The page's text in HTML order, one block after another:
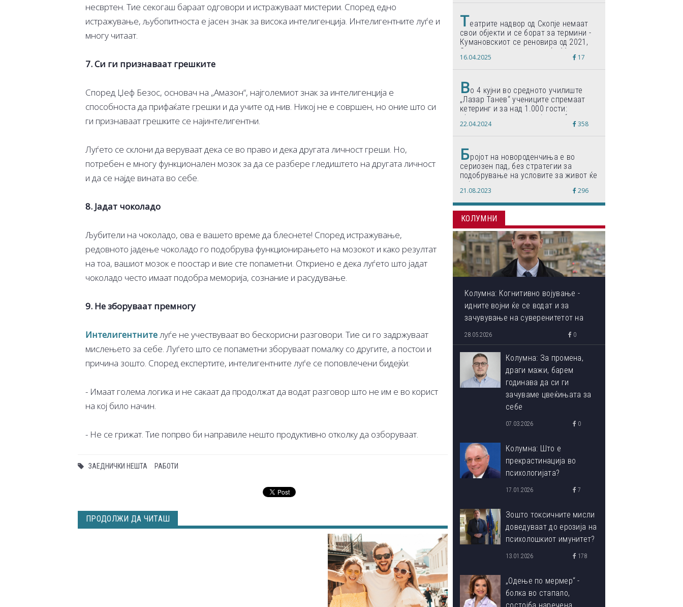
несвртен. Тие секогаш бараат одговори и истражуваат мистерии. Според едно
истражување, љубопитноста е јасен знак за висока интелигенција. Интелигентните луѓе и
многу читаат.
7. Си ги признаваат грешките
Според Џеф Безос, основач на „Амазон“, најголемиот знак за интелигенција е
способноста да прифаќате грешки и да учите од нив. Никој не е совршен, но оние што си
ги признаваат грешките се најинтелигентни.
Луѓето се склони да веруваат дека се во право и дека другата личност греши. Но,
потребен е многу функционален мозок за да се разбере гледиштето на другата личност
и да се најде вината во себе.
8. Јадат чоколадо
Љубители на чоколадо, ова е вашето време да блеснете! Според истражување,
редовното јадење чоколадо го подобрува функционирањето на мозокот и како резултат
на тоа, вашиот мозок е поостар и вие сте попаметни. Откриено е дека луѓето што јадат
чоколадо често имаат подобра меморија, сознание и расудување.
9. Не зборуваат премногу
Интелигентнителуѓе не учествуваат во бескорисни разговори. Тие си го задржуваат
мислењето за себе. Луѓето што се попаметни зборуваат помалку со другите, а постои и
причина зошто. Според експертите, интелигентните луѓе се поповлечени бидејќи:
- Имаат голема логика и не сакаат да продолжат да водат разговор што не им е во корист
на кој било начин.
- Не се грижат. Тие попрво би направиле нешто продуктивно отколку да озборуваат.
ЗАЕДНИЧКИ НЕШТА РАБОТИ
ПРОДОЛЖИ ДА ЧИТАШ
Театрите надвор од Скопје немаат
свои објекти и се борат за термини -
Кумановскиот се реновира од 2021,
Струмичкиот се гради веќе 11 години
16.04.2025 17
Во 4 кујни во средното училиште
„Лазар Танев“ учениците спремаат
кетеринг и за над 1.000 гости:
„Формиравме компанија и работиме
по светски стандарди“
22.04.2024 358
Бројот на новороденчиња е во
сериозен пад, без стратегии за
подобрување на условите за живот ќе
дојде до затворање на училишта,
предупредуваат експертите
21.08.2023 296
КОЛУМНИ
Колумна: Когнитивно војување -
идните војни ќе се водат и за
зачувување на суверенитетот на
сопствениот ум
28.05.2026 0
Колумна: За промена,
драги мажи, барем
годинава да си ги
зачуваме цвеќињата за
себе
07.03.2026 0
Колумна: Што е
прекрастинација во
психологијата?
17.01.2026 7
Зошто токсичните мисли
доведуваат до ерозија на
психолошкиот имунитет?
13.01.2026 178
„Одење по мермер“ -
болка во стапало,